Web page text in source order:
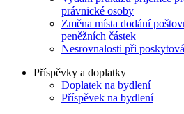
právnické osoby
Změna místa dodání
peněžních částek
Nesrovnalosti při
Příspěvky a doplatky
Doplatek na bydlení
Příspěvek na bydlení